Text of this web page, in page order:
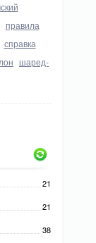
правила
справка
шаред-
21
21
38